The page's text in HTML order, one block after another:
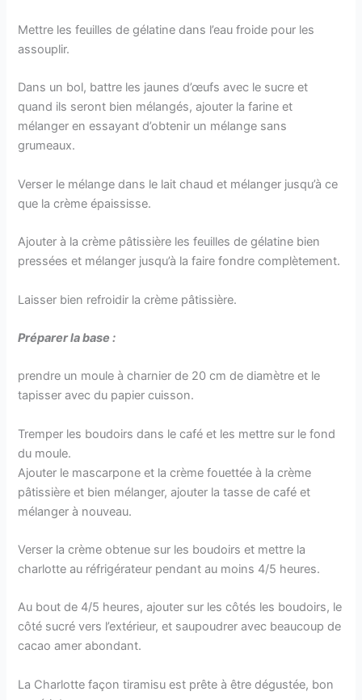
Mettre les feuilles de gélatine dans l’eau froide pour les
assouplir.
Dans un bol, battre les jaunes d’œufs avec le sucre et
quand ils seront bien mélangés, ajouter la farine et
mélanger en essayant d’obtenir un mélange sans
grumeaux.
Verser le mélange dans le lait chaud et mélanger jusqu’à ce
que la crème épaississe.
Ajouter à la crème pâtissière les feuilles de gélatine bien
pressées et mélanger jusqu’à la faire fondre complètement.
Laisser bien refroidir la crème pâtissière.
Préparer la base :
prendre un moule à charnier de 20 cm de diamètre et le
tapisser avec du papier cuisson.
Tremper les boudoirs dans le café et les mettre sur le fond
du moule.
Ajouter le mascarpone et la crème fouettée à la crème
pâtissière et bien mélanger, ajouter la tasse de café et
mélanger à nouveau.
Verser la crème obtenue sur les boudoirs et mettre la
charlotte au réfrigérateur pendant au moins 4/5 heures.
Au bout de 4/5 heures, ajouter sur les côtés les boudoirs, le
côté sucré vers l’extérieur, et saupoudrer avec beaucoup de
cacao amer abondant.
La Charlotte façon tiramisu est prête à être dégustée, bon